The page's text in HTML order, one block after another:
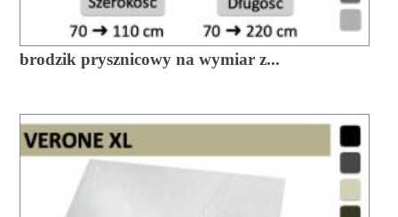
brodzik prysznicowy na wymiar z...